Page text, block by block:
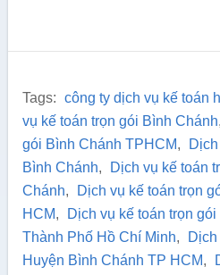
Tags: công ty dịch vụ kế toán
vụ kế toán trọn gói Bình Chánh,
gói Bình Chánh TPHCM,
Bình Chánh,
Dịch vụ kế toán
Chánh,
Dịch vụ kế toán trọn
HCM,
Dịch vụ kế toán trọn
Thành Phố Hồ Chí Minh,
Huyện Bình Chánh TP HCM,